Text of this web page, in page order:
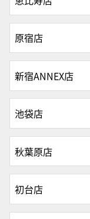
原宿店
新宿ANNEX店
池袋店
秋葉原店
初台店